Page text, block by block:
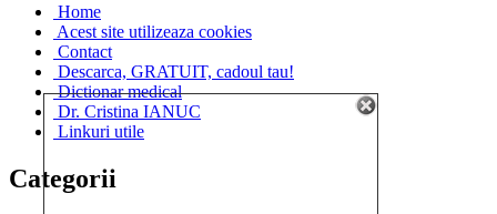
Home
Acest site utilizeaza cookies
Contact
Descarca, GRATUIT, cadoul tau!
Dictionar medical
Dr. Cristina IANUC
Linkuri utile
Categorii